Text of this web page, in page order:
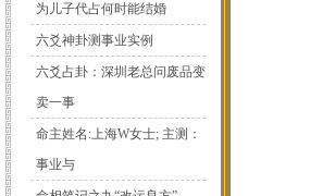
为儿子代占何时能结婚
六爻神卦测事业实例
六爻占卦：深圳老总问废品变
卖一事
命主姓名:上海W女士; 主测：
事业与